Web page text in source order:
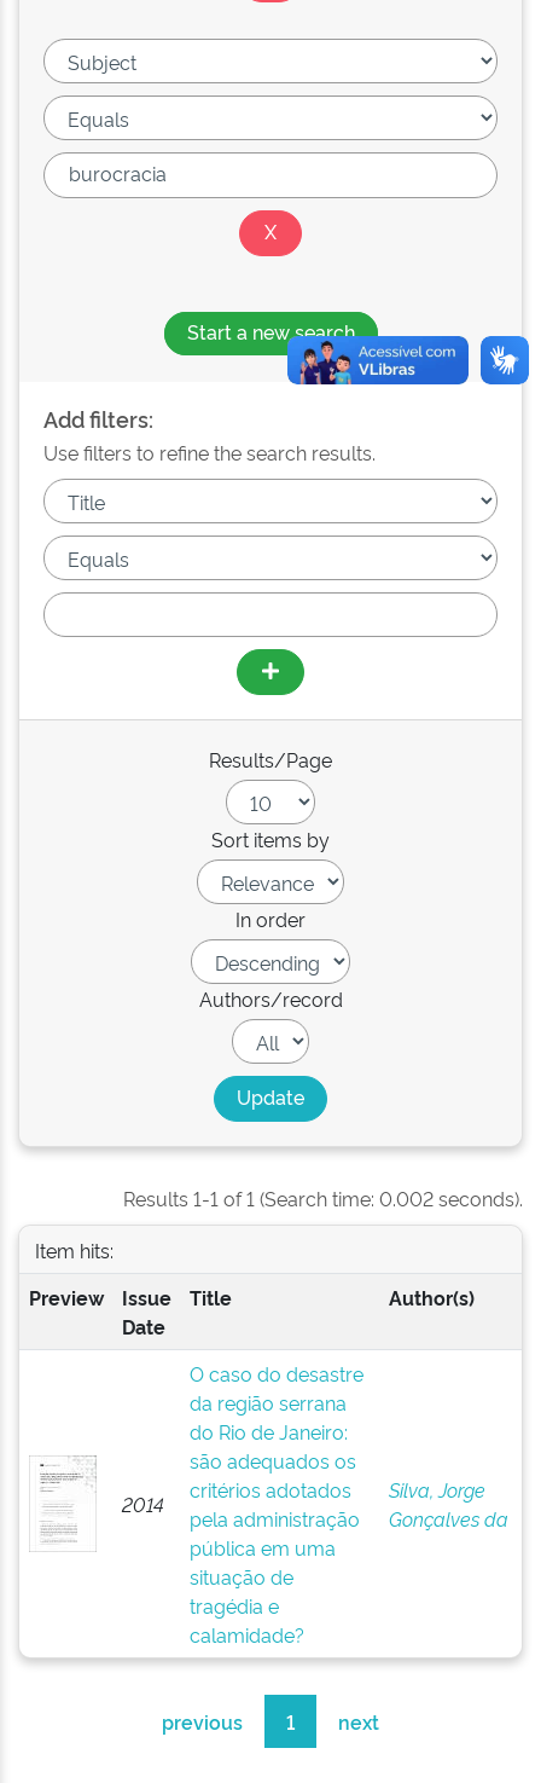
Start a new search
Add filters:
Use filters to refine the search results.
Results/Page
Sort items by
In order
Authors/record
Results 1-1 of 1 (Search time: 0.002 seconds).
Item hits:
Preview
Issue
Date
Title Author(s)
2014
O caso do desastre
da região serrana
do Rio de Janeiro:
são adequados os
critérios adotados
pela administração
pública em uma
situação de
tragédia e
calamidade?
Silva, Jorge
Gonçalves da
previous 1 next